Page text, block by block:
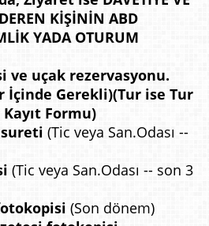
KİŞİNİN ABD
YADA OTURUM
ve uçak rezervasyonu.
İçinde Gerekli)(Tur ise Tur
Kayıt Formu)
sureti (Tic veya San.Odası --
(Tic veya San.Odası -- son 3
(Son dönem)